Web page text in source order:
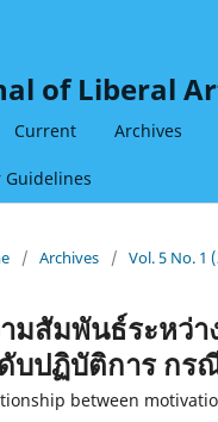
of Liberal
Current Archives
Guidelines
/ Archives / Vol. 5 No. 1
มสัมพันธ์ระหว่า
บปฏิบัติการ กร
between